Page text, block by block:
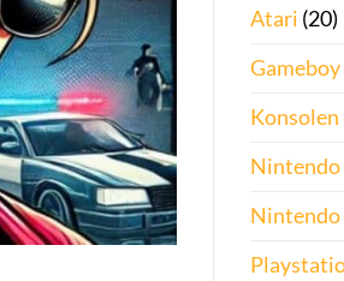
Atari (20)
Konsolen
Nintendo
Nintendo